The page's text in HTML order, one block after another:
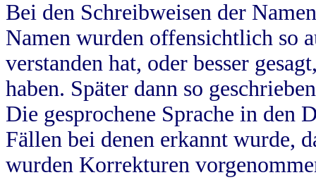
Bei den Schreibweisen der
Namen wurden offensichtlich so
verstanden hat, oder besser
haben. Später dann so
Die gesprochene Sprache in
Fällen bei denen erkannt wurde,
wurden Korrekturen